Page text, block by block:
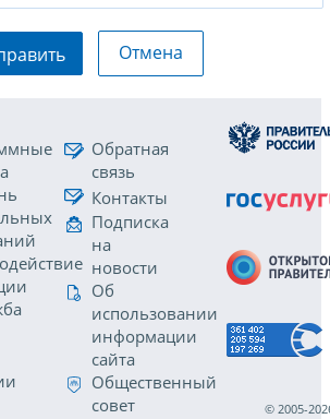
Отмена
Обратная
связь
Контакты
Подписка
на
новости
Об
использовании
информации
сайта
Общественный
совет
© 2005-